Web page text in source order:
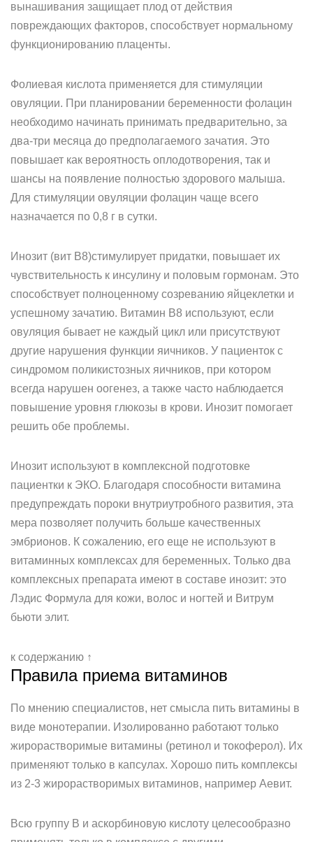
вынашивания защищает плод от действия
повреждающих факторов, способствует нормальному
функционированию плаценты.
Фолиевая кислота применяется для стимуляции
овуляции. При планировании беременности фолацин
необходимо начинать принимать предварительно, за
два-три месяца до предполагаемого зачатия. Это
повышает как вероятность оплодотворения, так и
шансы на появление полностью здорового малыша.
Для стимуляции овуляции фолацин чаще всего
назначается по 0,8 г в сутки.
Инозит (вит В8)стимулирует придатки, повышает их
чувствительность к инсулину и половым гормонам. Это
способствует полноценному созреванию яйцеклетки и
успешному зачатию. Витамин В8 используют, если
овуляция бывает не каждый цикл или присутствуют
другие нарушения функции яичников. У пациенток с
синдромом поликистозных яичников, при котором
всегда нарушен оогенез, а также часто наблюдается
повышение уровня глюкозы в крови. Инозит помогает
решить обе проблемы.
Инозит используют в комплексной подготовке
пациентки к ЭКО. Благодаря способности витамина
предупреждать пороки внутриутробного развития, эта
мера позволяет получить больше качественных
эмбрионов. К сожалению, его еще не используют в
витаминных комплексах для беременных. Только два
комплексных препарата имеют в составе инозит: это
Лэдис Формула для кожи, волос и ногтей и Витрум
бьюти элит.
к содержанию ↑
Правила приема витаминов
По мнению специалистов, нет смысла пить витамины в
виде монотерапии. Изолированно работают только
жирорастворимые витамины (ретинол и токоферол). Их
применяют только в капсулах. Хорошо пить комплексы
из 2-3 жирорастворимых витаминов, например Аевит.
Всю группу В и аскорбиновую кислоту целесообразно